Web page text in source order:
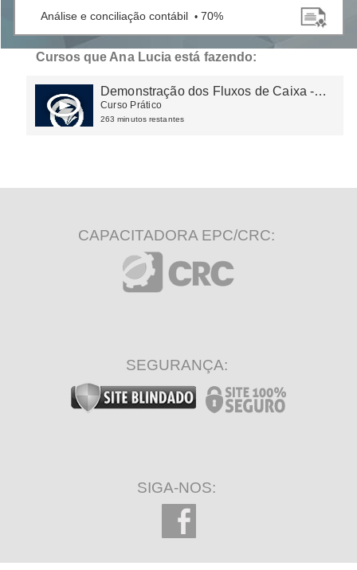
Análise e conciliação contábil • 70%
Demonstração dos Fluxos de Caixa • 75%
CPC 29 | Ativos biológicos • 100%
Cursos que Ana Lucia está fazendo:
Demonstração dos Fluxos de Caixa -
DFC
Curso Prático
263 minutos restantes
CAPACITADORA EPC/CRC:
SEGURANÇA:
SIGA-NOS: